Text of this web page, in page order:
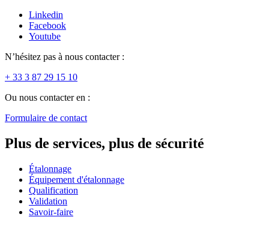
Linkedin
Facebook
Youtube
N’hésitez pas à nous contacter :
+ 33 3 87 29 15 10
Ou nous contacter en :
Formulaire de contact
Plus de services, plus de sécurité
Étalonnage
Équipement d'étalonnage
Qualification
Validation
Savoir-faire